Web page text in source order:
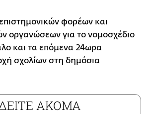
φορέων και
οργανώσεων για το νομοσχέδιο
και τα επόμενα 24ωρα
σχολίων στη δημόσια
ΑΚΟΜΑ